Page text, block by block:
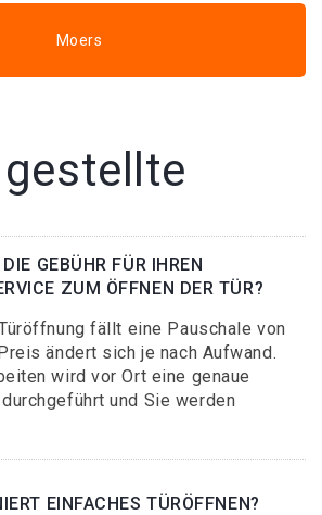
Moers
GEBÜHR FÜR IHREN
ZUM ÖFFNEN DER TÜR?
fällt eine Pauschale von
ändert sich je nach Aufwand.
wird vor Ort eine genaue
und Sie werden
EINFACHES TÜRÖFFNEN?